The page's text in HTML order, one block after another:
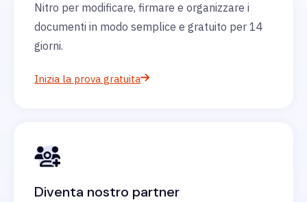
Nitro per modificare, firmare e organizzare i
documenti in modo semplice e gratuito per 14
giorni.
Inizia la prova gratuita
Diventa nostro partner